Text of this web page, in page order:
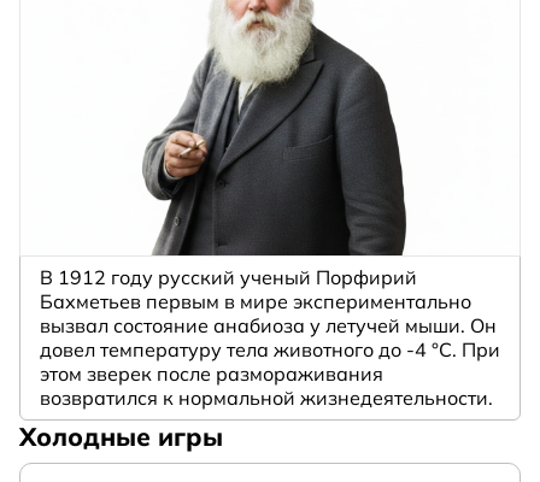
В 1912 году русский ученый Порфирий
Бахметьев первым в мире экспериментально
вызвал состояние анабиоза у летучей мыши. Он
довел температуру тела животного до -4 °C. При
этом зверек после размораживания
возвратился к нормальной жизнедеятельности.
Холодные игры